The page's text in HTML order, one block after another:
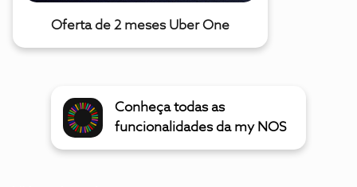
Oferta de 2 meses Uber One
Conheça todas as
funcionalidades da my NOS